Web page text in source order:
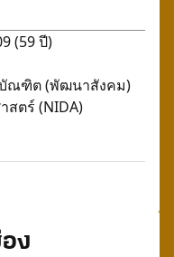
(59 ปี)
ณฑิต (พัฒนาสังคม)
ตร์ (NIDA)
ง